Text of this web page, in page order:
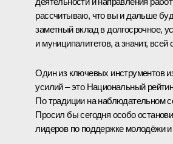
рассчитываю, что вы и дальше
заметный вклад в долгосрочное,
и муниципалитетов, а значит, всей
Один из ключевых инструментов
усилий – это Национальный
По традиции на наблюдательном
Просил бы сегодня особо
лидеров по поддержке молодёжи